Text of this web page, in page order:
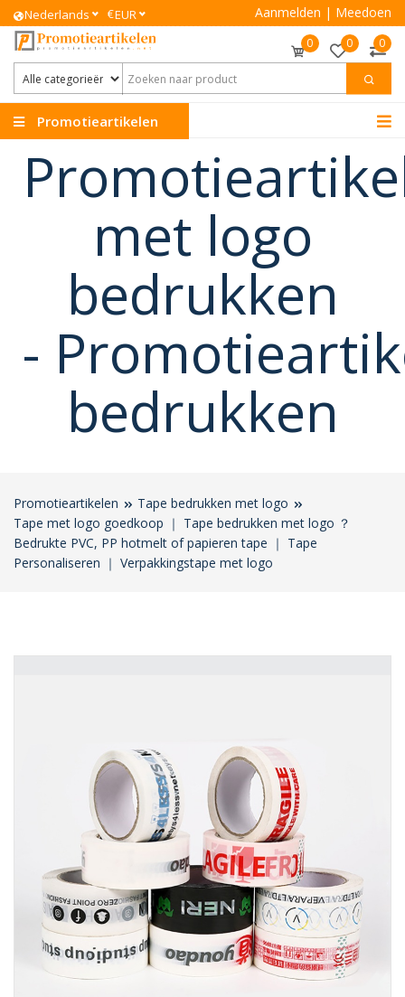
Nederlands €EUR Aanmelden | Meedoen
0 0 0
Promotieartikelen
met logo
bedrukken
-
bedrukken
Promotieartikelen
Tape bedrukken met logo
Tape met logo goedkoop ｜ Tape bedrukken met logo ？
Bedrukte PVC, PP hotmelt of papieren tape ｜ Tape
Personaliseren ｜ Verpakkingstape met logo